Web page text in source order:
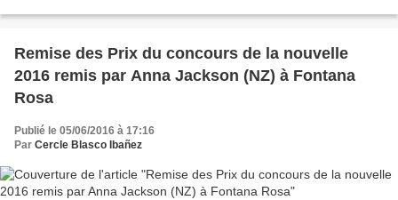
Remise des Prix du concours de la nouvelle
2016 remis par Anna Jackson (NZ) à Fontana
Rosa
Publié le 05/06/2016 à 17:16
Par Cercle Blasco Ibañez